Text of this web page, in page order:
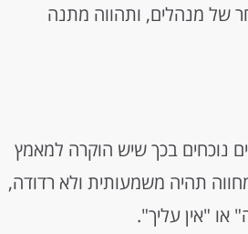
של מנהלים, ותהווה מתנה
נוכחים בכך שיש הוקרה למאמץ
תהיה משמעותית ולא רדודה,
או "אין עליך".